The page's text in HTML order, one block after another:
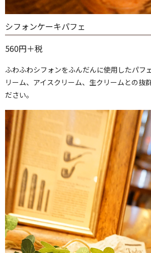
シフォンケーキパフェ
560円＋税
ふわふわシフォンをふんだんに使用したパフ
リーム、アイスクリーム、生クリームとの抜
ださい。